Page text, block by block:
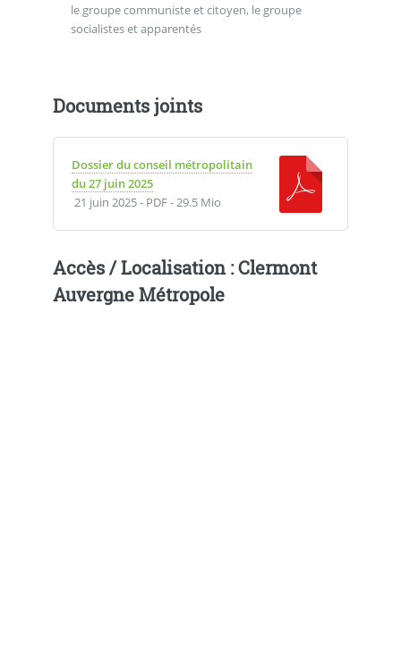
le groupe communiste et citoyen, le groupe
socialistes et apparentés
Documents joints
Dossier du conseil métropolitain
du 27 juin 2025
21 juin 2025- PDF-29.5 Mio
Accès / Localisation : Clermont
Auvergne Métropole